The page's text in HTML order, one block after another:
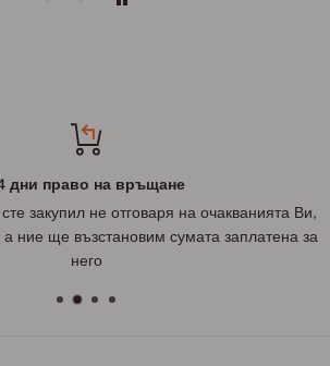
дни право на връщане
закупил не отговаря на очакванията Ви,
ние ще възстановим сумата заплатена за
него